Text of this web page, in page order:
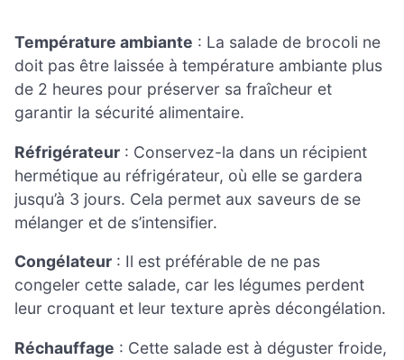
Température ambiante : La salade de brocoli ne
doit pas être laissée à température ambiante plus
de 2 heures pour préserver sa fraîcheur et
garantir la sécurité alimentaire.
Réfrigérateur : Conservez-la dans un récipient
hermétique au réfrigérateur, où elle se gardera
jusqu’à 3 jours. Cela permet aux saveurs de se
mélanger et de s’intensifier.
Congélateur : Il est préférable de ne pas
congeler cette salade, car les légumes perdent
leur croquant et leur texture après décongélation.
Réchauffage : Cette salade est à déguster froide,